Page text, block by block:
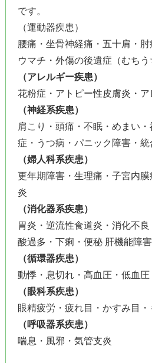
です。
（運動器疾患）
腰痛・坐骨神経痛・五十肩・
ウマチ・外傷の後遺症（むちう
（アレルギー疾患）
花粉症・アトピー性皮膚炎・
（神経系疾患）
肩こり・頭痛・不眠・めまい
症・うつ病・パニック障害・統
（婦人科系疾患）
更年期障害・生理痛・子宮内
炎
（消化器系疾患）
胃炎・逆流性食道炎・消化不
酸過多・下痢・便秘 肝機能障
（循環器疾患）
動悸・息切れ・高血圧・低血圧
（眼科系疾患）
眼精疲労・疲れ目・かすみ目
（呼吸器系疾患）
喘息・風邪・気管支炎